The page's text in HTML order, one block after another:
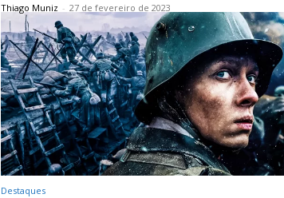
Thiago Muniz - 27 de fevereiro de 2023
Destaques